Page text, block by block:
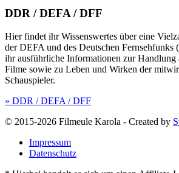
DDR / DEFA / DFF
Hier findet ihr Wissenswertes über eine
der DEFA und des Deutschen Fernsehfunks
ihr ausführliche Informationen zur
Filme sowie zu Leben und Wirken der
Schauspieler.
» DDR / DEFA / DFF
© 2015-2026 Filmeule Karola - Created by
Impressum
Datenschutz